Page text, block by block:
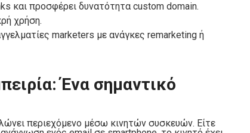
και προσφέρει δυνατότητα custom domain.
χρήση.
marketers με ανάγκες remarketing ή
Ένα σημαντικό
περιεχόμενο μέσω κινητών συσκευών. Είτε